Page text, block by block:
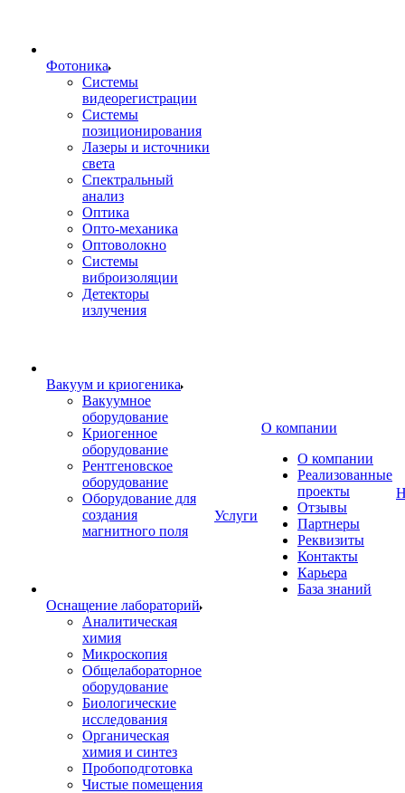
Фотоника
Cистемы
видеорегистрации
Системы
позиционирования
Лазеры и источники
света
Спектральный
анализ
Оптика
Опто-механика
Оптоволокно
Системы
виброизоляции
Детекторы
излучения
Вакуум и криогеника
Вакуумное
оборудование
Криогенное
оборудование
Рентгеновское
оборудование
Оборудование для
создания
магнитного поля
Оснащение лабораторий
Аналитическая
химия
Микроскопия
Общелабораторное
оборудование
Биологические
исследования
Органическая
химия и синтез
Пробоподготовка
Чистые помещения
Услуги
О компании
О компании
Реализованные
проекты
Отзывы
Партнеры
Реквизиты
Контакты
Карьера
База знаний